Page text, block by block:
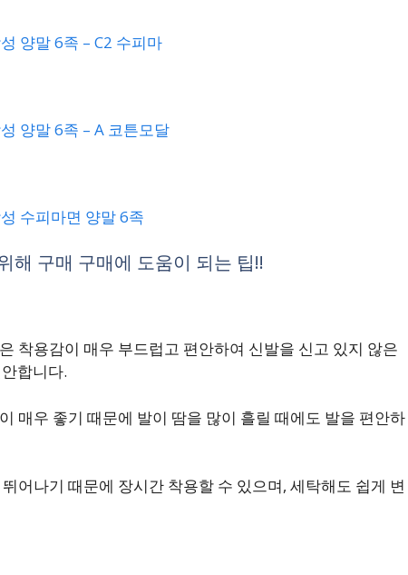
양말 6족 – C2 수피마
양말 6족 – A 코튼모달
수피마면 양말 6족
해 구매 구매에 도움이 되는 팁!!
착용감이 매우 부드럽고 편안하여 신발을 신고 있지 않은
합니다.
매우 좋기 때문에 발이 땀을 많이 흘릴 때에도 발을 편안하
어나기 때문에 장시간 착용할 수 있으며, 세탁해도 쉽게 변